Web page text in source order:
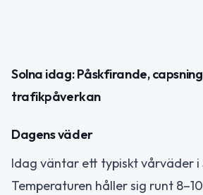
Solna idag: Påskfirande,
trafikpåverkan
Dagens väder
Idag väntar ett typiskt vårväder i
Temperaturen håller sig runt